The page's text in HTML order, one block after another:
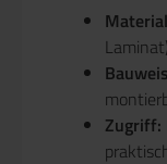
Laminat)
Zugriff: